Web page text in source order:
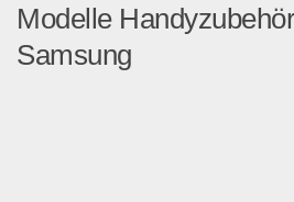
Modelle
Samsung